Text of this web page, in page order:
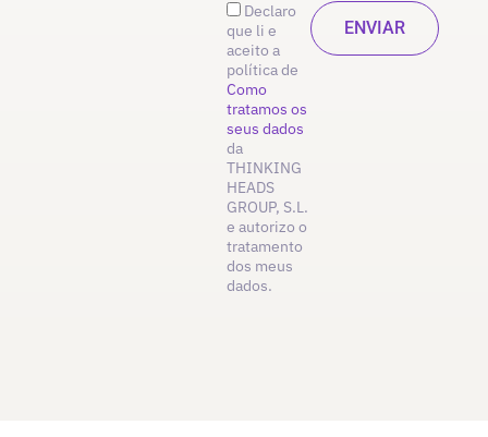
Declaro
que li e
aceito a
política de
Como
tratamos os
seus dados
da
THINKING
HEADS
GROUP, S.L.
e autorizo o
tratamento
dos meus
dados.